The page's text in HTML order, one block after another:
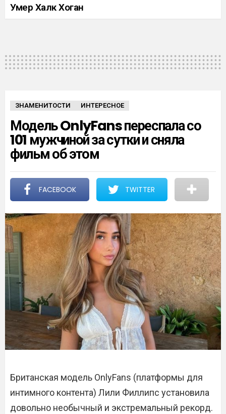
Умер Халк Хоган
ЗНАМЕНИТОСТИ ИНТЕРЕСНОЕ
Модель OnlyFans переспала со
101 мужчиной за сутки и сняла
фильм об этом
FACEBOOK TWITTER
Британская модель OnlyFans (платформы для
интимного контента) Лили Филлипс установила
довольно необычный и экстремальный рекорд.